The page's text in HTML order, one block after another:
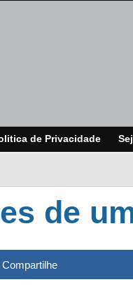
de Privacidade
de
Compartilhe